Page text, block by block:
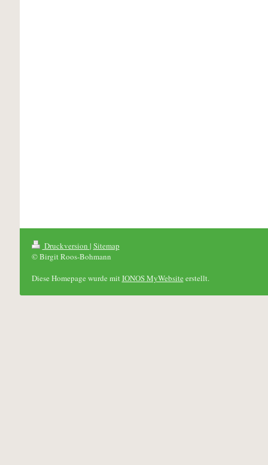
Druckversion | Sitemap
© Birgit Roos-Bohmann
Diese Homepage wurde mitIONOS MyWebsite erstellt.